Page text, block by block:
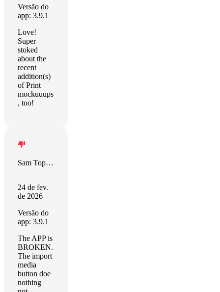
Versão do
app: 3.9.1
Love!
Super
stoked
about the
recent
addition(s)
of Print
mockuuups
, too!
Sam Topham
24 de fev.
de 2026
Versão do
app: 3.9.1
The APP is
BROKEN.
The import
media
button doe
nothing